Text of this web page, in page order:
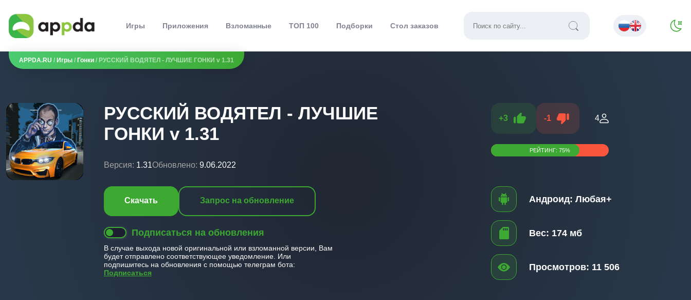
Игры Приложения Взломанные ТОП 100 Подборки Стол заказов
APPDA.RU / Игры / Гонки / РУССКИЙ ВОДЯТЕЛ - ЛУЧШИЕ ГОНКИ v 1.31
РУССКИЙ ВОДЯТЕЛ - ЛУЧШИЕ
ГОНКИ v 1.31
Версия: 1.31Обновлено: 9.06.2022
Скачать Запрос на обновление
Подписаться на обновления
В случае выхода новой оригинальной или взломанной версии, Вам
будет отправлено соответствующее уведомление. Или
подпишитесь на обновления с помощью телеграм бота:
Подписаться
+3 -1 4
РЕЙТИНГ:75%
Андроид: Любая+
Вес: 174 мб
Просмотров: 11 506